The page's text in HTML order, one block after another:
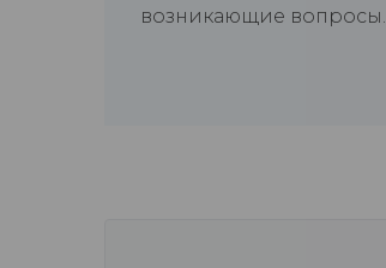
возникающие вопросы.